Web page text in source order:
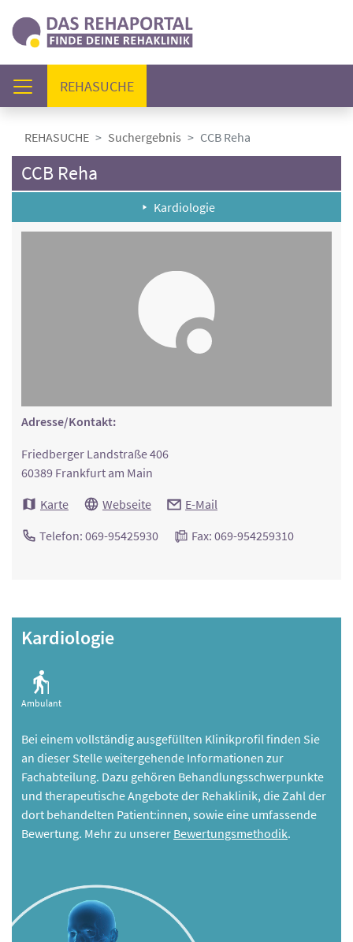
REHASUCHE(AKTUELL)
REHASUCHE Suchergebnis CCB Reha
CCB Reha
Kardiologie
Adresse/Kontakt:
Friedberger Landstraße 406
60389 Frankfurt am Main
Karte
Webseite E-Mail
Telefon: 069-95425930 Fax: 069-954259310
Kardiologie
Ambulant
Bei einem vollständig ausgefüllten Klinikprofil finden Sie
an dieser Stelle weitergehende Informationen zur
Fachabteilung. Dazu gehören Behandlungsschwerpunkte
und therapeutische Angebote der Rehaklinik, die Zahl der
dort behandelten Patient:innen, sowie eine umfassende
Bewertung. Mehr zu unserer Bewertungsmethodik.